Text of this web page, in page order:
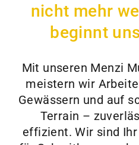
nicht mehr
beginnt
Mit unseren Menzi
meistern wir
Gewässern und auf
Terrain –
effizient. Wir sind